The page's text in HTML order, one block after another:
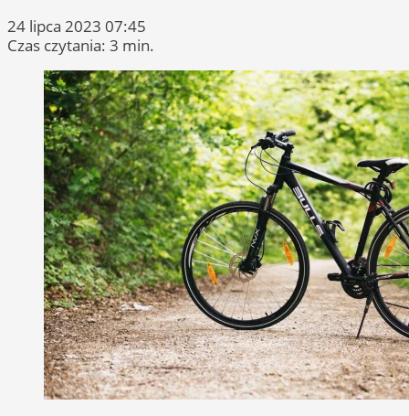
24 lipca 2023 07:45
Czas czytania: 3 min.